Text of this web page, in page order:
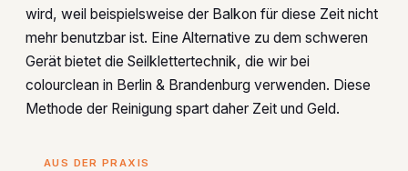
wird, weil beispielsweise der Balkon für diese Zeit nicht
mehr benutzbar ist. Eine Alternative zu dem schweren
Gerät bietet die Seilklettertechnik, die wir bei
colourclean in Berlin & Brandenburg verwenden. Diese
Methode der Reinigung spart daher Zeit und Geld.
AUS DER PRAXIS